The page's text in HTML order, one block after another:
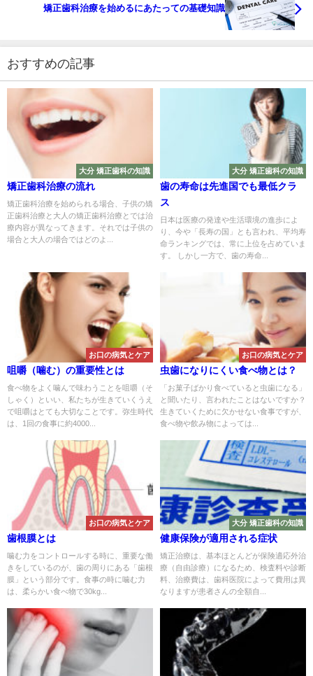
矯正歯科治療を始めるにあたっての基礎知識
おすすめの記事
大分 矯正歯科の知識
矯正歯科治療の流れ
矯正歯科治療を始められる場合、子供の矯
正歯科治療と大人の矯正歯科治療とでは治
療内容が異なってきます。それでは子供の
場合と大人の場合ではどのよ...
大分 矯正歯科の知識
歯の寿命は先進国でも最低クラ
ス
日本は医療の発達や生活環境の進歩によ
り、今や「長寿の国」とも言われ、平均寿
命ランキングでは、常に上位を占めていま
す。 しかし一方で、歯の寿命...
お口の病気とケア
咀嚼（噛む）の重要性とは
食べ物をよく噛んで味わうことを咀嚼（そ
しゃく）といい、私たちが生きていくうえ
で咀嚼はとても大切なことです。弥生時代
は、1回の食事に約4000...
お口の病気とケア
虫歯になりにくい食べ物とは？
「お菓子ばかり食べていると虫歯になる」
と聞いたり、言われたことはないですか？
生きていくために欠かせない食事ですが、
食べ物や飲み物によっては...
お口の病気とケア
歯根膜とは
噛む力をコントロールする時に、重要な働
きをしているのが、歯の周りにある「歯根
膜」という部分です。食事の時に噛む力
は、柔らかい食べ物で30kg...
大分 矯正歯科の知識
健康保険が適用される症状
矯正治療は、基本ほとんどが保険適応外治
療（自由診療）になるため、検査料や診断
料、治療費は、歯科医院によって費用は異
なりますが患者さんの全額自...